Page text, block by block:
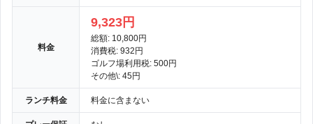
料金
9,323円
総額: 10,800円
消費税: 932円
ゴルフ場利用税: 500円
その他\: 45円
ランチ料金 料金に含まない